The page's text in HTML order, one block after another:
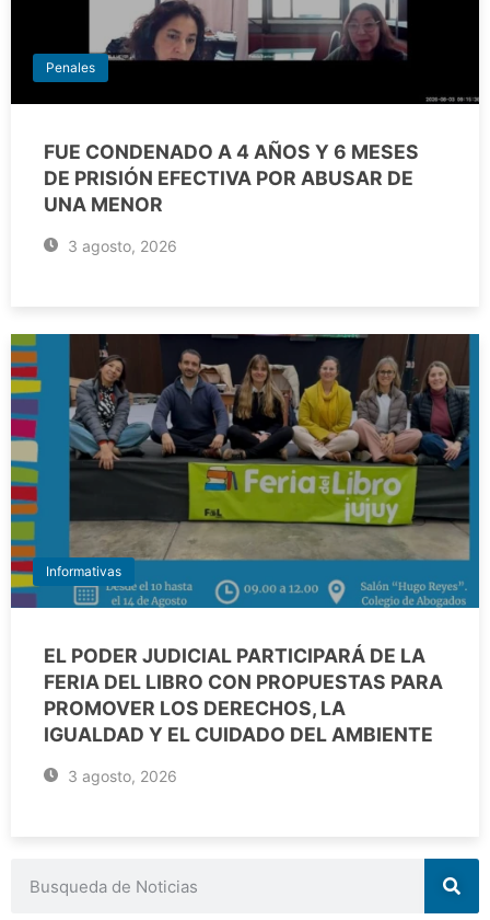
Penales
FUE CONDENADO A 4 AÑOS Y 6 MESES
DE PRISIÓN EFECTIVA POR ABUSAR DE
UNA MENOR
3 agosto, 2026
Informativas
EL PODER JUDICIAL PARTICIPARÁ DE LA
FERIA DEL LIBRO CON PROPUESTAS PARA
PROMOVER LOS DERECHOS, LA
IGUALDAD Y EL CUIDADO DEL AMBIENTE
3 agosto, 2026